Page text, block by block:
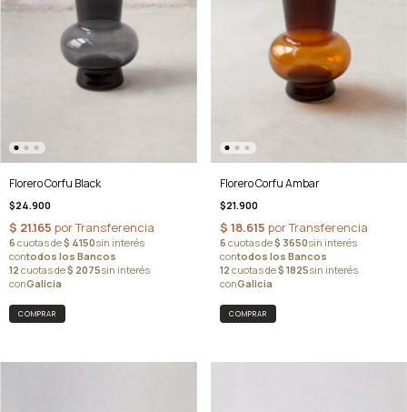
Florero Corfu Black
$24.900
Florero Corfu Ambar
$21.900